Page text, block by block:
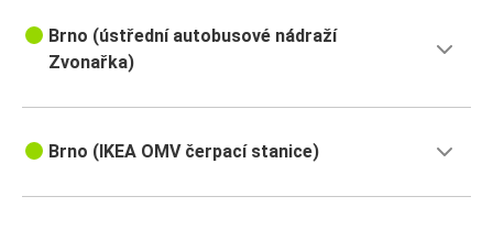
Brno (ústřední autobusové nádraží
Zvonařka)
Brno (IKEA OMV čerpací stanice)